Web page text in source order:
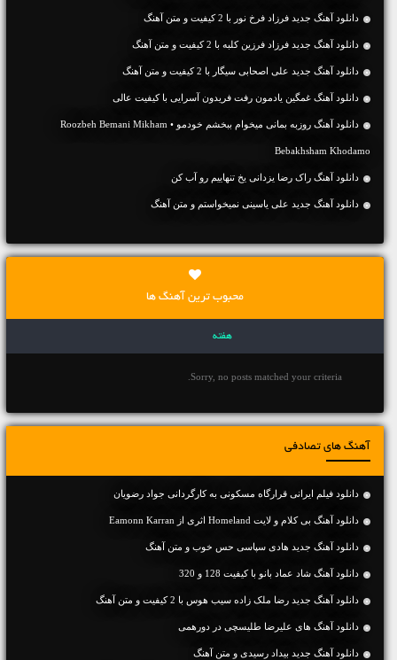
دانلود آهنگ جديد فرزاد فرخ نور با 2 کیفیت و متن آهنگ
دانلود آهنگ جديد فرزاد فرزین کلبه با 2 کیفیت و متن آهنگ
دانلود آهنگ جديد علی اصحابی سیگار با 2 کیفیت و متن آهنگ
دانلود آهنگ غمگین یادمون رفت فریدون آسرایی با کیفیت عالی
دانلود آهنگ روزبه بمانی میخوام ببخشم خودمو • Roozbeh Bemani Mikham
Bebakhsham Khodamo
دانلود آهنگ راک رضا یزدانی یخ تنهاییم رو آب کن
دانلود آهنگ جديد علی یاسینی نمیخواستم و متن آهنگ
محبوب ترین آهنگ ها
هفته
Sorry, no posts matched your criteria.
آهنگ های تصادفی
دانلود فیلم ایرانی قرارگاه مسکونی به کارگردانی جواد رضویان
دانلود آهنگ بی کلام و لایت Homeland اثری از Eamonn Karran
دانلود آهنگ جديد هادی سپاسی حس خوب و متن آهنگ
دانلود آهنگ شاد عماد بانو با کیفیت 128 و 320
دانلود آهنگ جديد رضا ملک زاده سیب هوس با 2 کیفیت و متن آهنگ
دانلود آهنگ های علیرضا طلیسچی در دورهمی
دانلود آهنگ جديد بیداد رسیدی و متن آهنگ